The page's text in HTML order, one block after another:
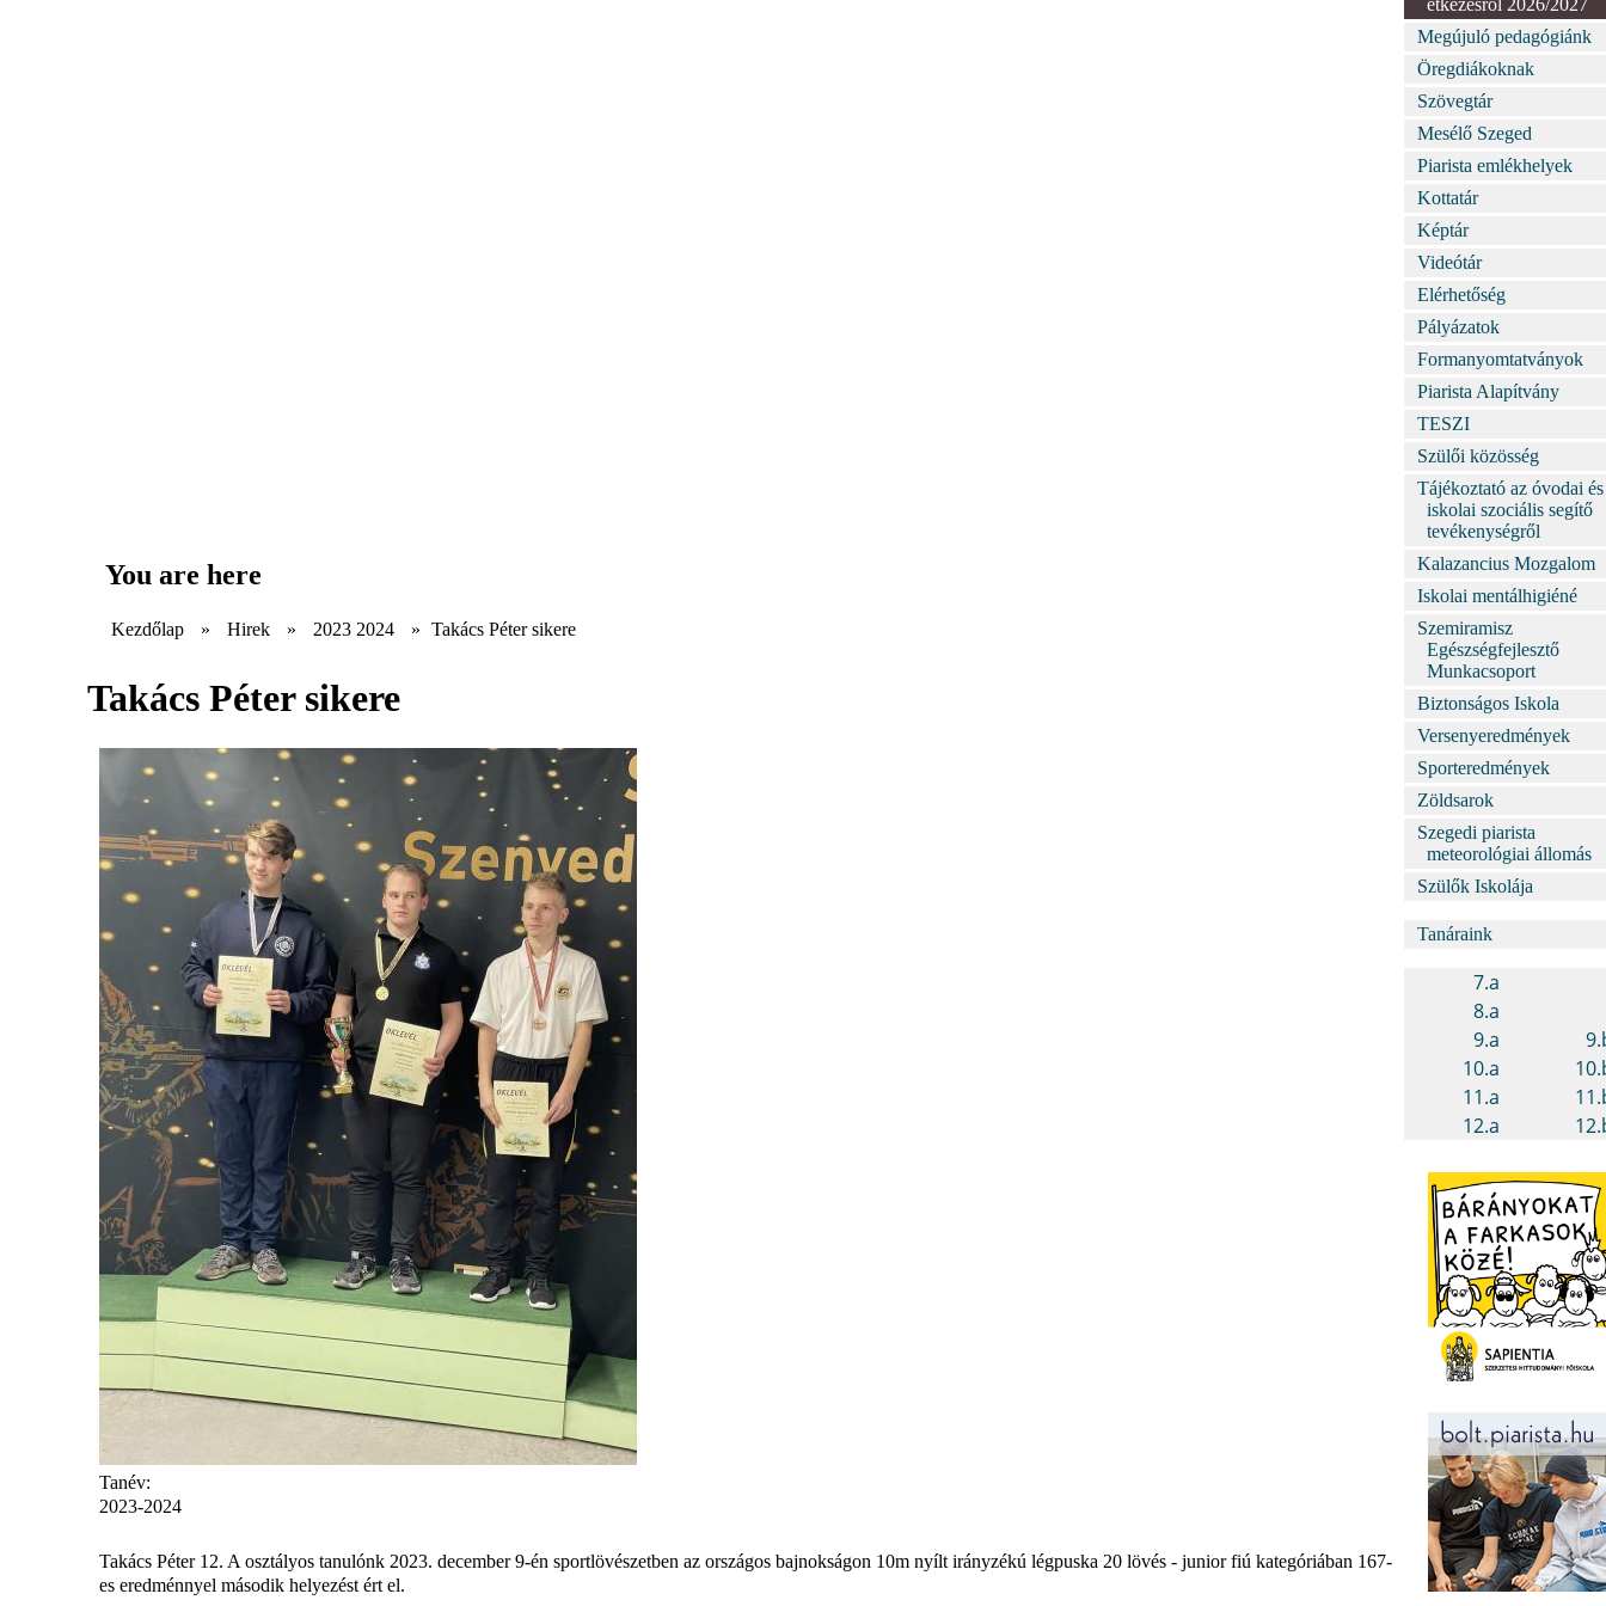
You are here
Kezdőlap » Hirek » 2023 2024 » Takács Péter sikere
Takács Péter sikere
Tanév:
2023-2024
Takács Péter 12. A osztályos tanulónk 2023. december 9-én sportlövészetben az országos bajnokságon 10m nyílt irányzékú légpuska 20 lövés - junior fiú kategóriában 167-
es eredménnyel második helyezést ért el.
étkezésről 2026/2027
Megújuló pedagógiánk
Öregdiákoknak
Szövegtár
Mesélő Szeged
Piarista emlékhelyek
Kottatár
Képtár
Videótár
Elérhetőség
Pályázatok
Formanyomtatványok
Piarista Alapítvány
TESZI
Szülői közösség
Tájékoztató az óvodai és
iskolai szociális segítő
tevékenységről
Kalazancius Mozgalom
Iskolai mentálhigiéné
Szemiramisz
Egészségfejlesztő
Munkacsoport
Biztonságos Iskola
Versenyeredmények
Sporteredmények
Zöldsarok
Szegedi piarista
meteorológiai állomás
Szülők Iskolája
Tanáraink